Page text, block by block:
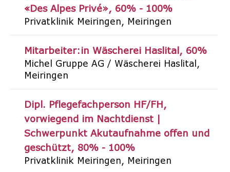
«Des Alpes Privé»
60% - 100%
Privatklinik Meiringen Meiringen
Mitarbeiter:in Wäscherei Haslital 60%
Michel Gruppe AG / Wäscherei Haslital
Meiringen
Dipl. Pflegefachperson HF/FH,
vorwiegend im Nachtdienst |
Schwerpunkt Akutaufnahme offen und
geschützt
80% - 100%
Privatklinik Meiringen Meiringen